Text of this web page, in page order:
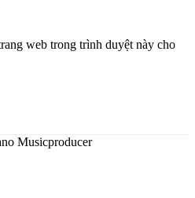
web trong trình duyệt này cho
Musicproducer